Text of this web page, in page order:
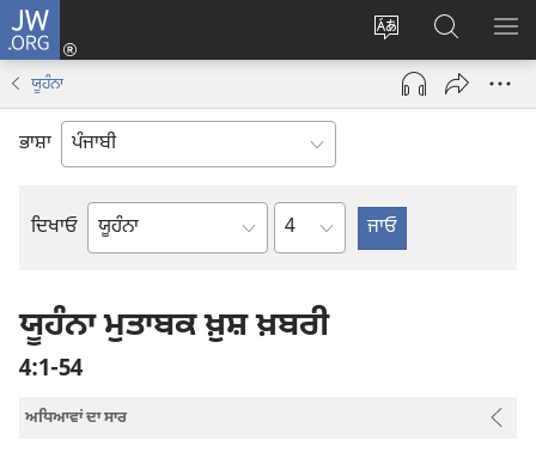
JW.ORG
ਸਾਈਟ
ਦੀ
ਭਾਸ਼ਾ
ਲਾਗ-
(opens
new
JW.ORG
ʼਤੇ
ਖੋਜ
ਯੂਹੰਨਾ
ਭਾਸ਼ਾ
ਦਿਖਾਓ
ਬਾਈਬਲ
Chapter
ਯੂਹੰਨਾ ਮੁਤਾਬਕ ਖ਼ੁਸ਼ ਖ਼ਬਰੀ
4:1-54
ਅਧਿਆਵਾਂ ਦਾ ਸਾਰ